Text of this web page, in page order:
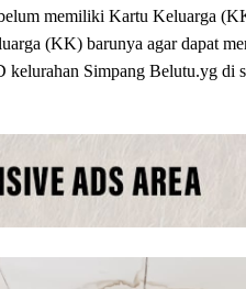
memiliki Kartu Keluarga
(KK) barunya agar dapat
Simpang Belutu.yg di